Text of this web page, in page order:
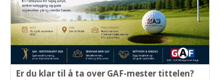
Er du klar til å ta over GAF-mester tittelen?